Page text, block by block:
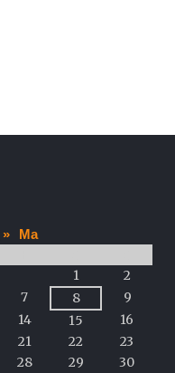
» Ma
1
2
7 8
9
14 15
16
21 22
23
28 29
30